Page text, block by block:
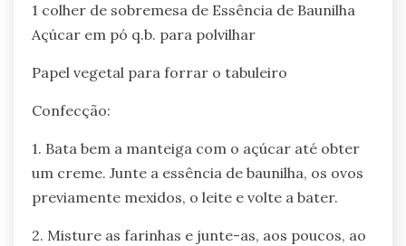
1 colher de sobremesa de Essência de Baunilha
Açúcar em pó q.b. para polvilhar
Papel vegetal para forrar o tabuleiro
Confecção:
1. Bata bem a manteiga com o açúcar até obter
um creme. Junte a essência de baunilha, os ovos
previamente mexidos, o leite e volte a bater.
2. Misture as farinhas e junte-as, aos poucos, ao